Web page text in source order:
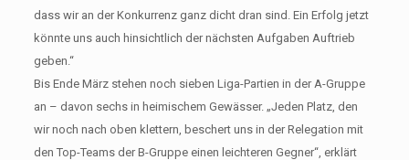
dass wir an der Konkurrenz ganz dicht dran sind. Ein Erfolg jetzt
könnte uns auch hinsichtlich der nächsten Aufgaben Auftrieb
geben.“
Bis Ende März stehen noch sieben Liga-Partien in der A-Gruppe
an – davon sechs in heimischem Gewässer. „Jeden Platz, den
wir noch nach oben klettern, beschert uns in der Relegation mit
den Top-Teams der B-Gruppe einen leichteren Gegner“, erklärt